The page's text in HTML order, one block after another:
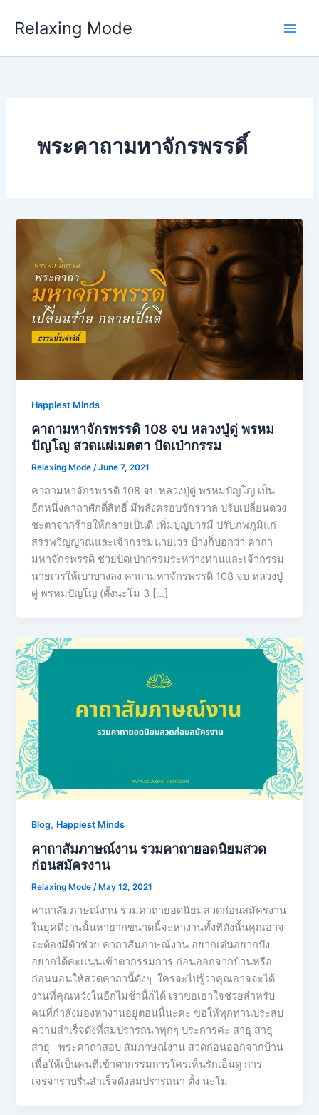
Relaxing Mode
พระคาถามหาจักรพรรดิ์
Happiest Minds
คาถามหาจักรพรรดิ​ 108 จบ​ หลวงปู่ดู่​ พรหม​
ปัญโญ​ สวดแผ่เมตตา ปัดเป่ากรรม
Relaxing Mode/June 7, 2021
คาถามหาจักรพรรดิ​ 108 จบ​ หลวงปู่ดู่​ พรหม​ปัญโญ เป็น
อีกหนึ่งคาถาศักดิ์สิทธิ์ มีพลังครอบจักรวาล ปรับเปลี่ยนดวง
ชะตาจากร้ายให้กลายเป็นดี เพิ่มบุญบารมี ปรับภพภูมิแก่
สรรพวิญญาณและเจ้ากรรมนายเวร บ้างก็บอกว่า คาถา
มหาจักรพรรดิ​ ช่วยปัดเป่ากรรมระหว่างท่านและเจ้ากรรม
นายเวรให้เบาบางลง คาถามหาจักรพรรดิ​ 108 จบ​ หลวงปู่
ดู่​ พรหม​ปัญโญ​ (ตั้งนะโม 3 […]
Blog, Happiest Minds
คาถาสัมภาษณ์งาน รวมคาถายอดนิยมสวด
ก่อนสมัครงาน
Relaxing Mode/ May 12, 2021
คาถาสัมภาษณ์งาน รวมคาถายอดนิยมสวดก่อนสมัครงาน
ในยุคที่งานนั้นหายากขนาดนี้จะหางานทั้งทีดังนั้นคุณอาจ
จะต้องมีตัวช่วย คาถาสัมภาษณ์งาน อยากเด่นอยากปัง
อยากได้คะเเนนเข้าตากรรมการ ก่อนออกจากบ้านหรือ
ก่อนนอนให้สวดคาถานี้ดังๆ ใครจะไปรู้ว่าคุณอาจจะได้
งานที่คุณหวังในอีกไม่ช้านี้ก็ได้ เราขอเอาใจช่วยสำหรับ
คนที่กำลังมองหางานอยู่ตอนนี้นะคะ ขอให้ทุกท่านประสบ
ความสำเร็จดังที่สมปรารถนาทุกๆ ประการค่ะ สาธุ สาธุ
สาธุ พระคาถาสอบ สัมภาษณ์งาน สวดก่อนออกจากบ้าน
เพื่อให้เป็นคนที่เข้าตากรรมการใครเห็นรักเอ็นดู การ
เจรจาราบรื่นสำเร็จดังสมปรารถนา ตั้ง นะโม